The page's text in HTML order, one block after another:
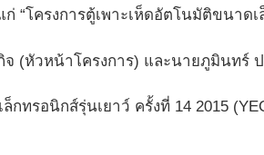
“โครงการตู้เพาะเห็ดอัตโนมัติขนาดเ
(หัวหน้าโครงการ) และนายภูมินทร์ ป
กทรอนิกส์รุ่นเยาว์ ครั้งที่ 14 2015